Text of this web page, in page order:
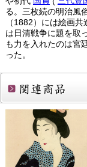
る。三枚続の明治風
（1882）には絵画
は日清戦争に題を取
も力を入れたのは宮
った。
関連商品